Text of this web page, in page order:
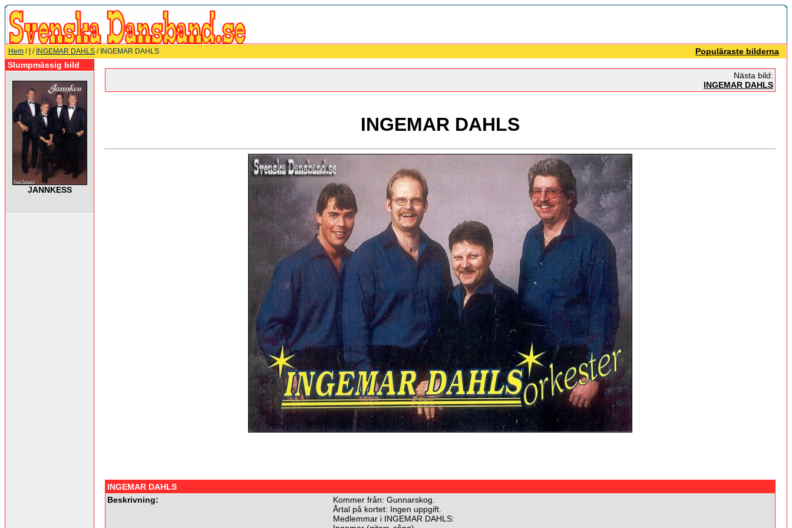
Hem / / INGEMAR DAHLS / INGEMAR DAHLS
Populäraste bilderna
Slumpmässig bild
JANNKESS
Nästa bild:
INGEMAR DAHLS
INGEMAR DAHLS
INGEMAR DAHLS
Beskrivning:
Kommer från: Gunnarskog.
Årtal på kortet: Ingen uppgift.
Medlemmar i INGEMAR DAHLS: